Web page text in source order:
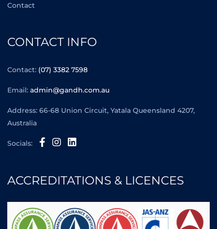
Contact
CONTACT INFO
Contact: (07) 3382 7598
Email: admin@gandh.com.au
Address: 66-68 Union Circuit, Yatala Queensland 4207,
Australia
Socials:
ACCREDITATIONS & LICENCES